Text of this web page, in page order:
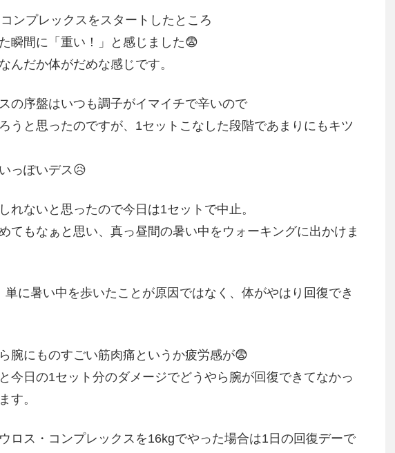
ンプレックスをスタートしたところ
瞬間に「重い！」と感じました😨
んだか体がだめな感じです。
の序盤はいつも調子がイマイチで辛いので
うと思ったのですが、1セットこなした段階であまりにもキツ
っぽいデス😥
れないと思ったので今日は1セットで中止。
てもなぁと思い、真っ昼間の暑い中をウォーキングに出かけま
に暑い中を歩いたことが原因ではなく、体がやはり回復でき
腕にものすごい筋肉痛というか疲労感が😨
今日の1セット分のダメージでどうやら腕が回復できてなかっ
す。
ロス・コンプレックスを16kgでやった場合は1日の回復デーで